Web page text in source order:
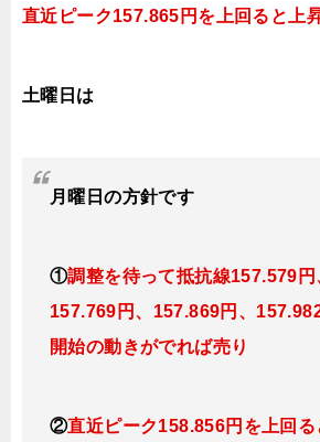
直近ピーク157.865円を上回ると 上
土曜日は
月曜日の方針です
①調整を待って抵抗線157.579円
157.769円、157.869円、
開始の動きがでれば売り
②直近ピーク158.856円を上回